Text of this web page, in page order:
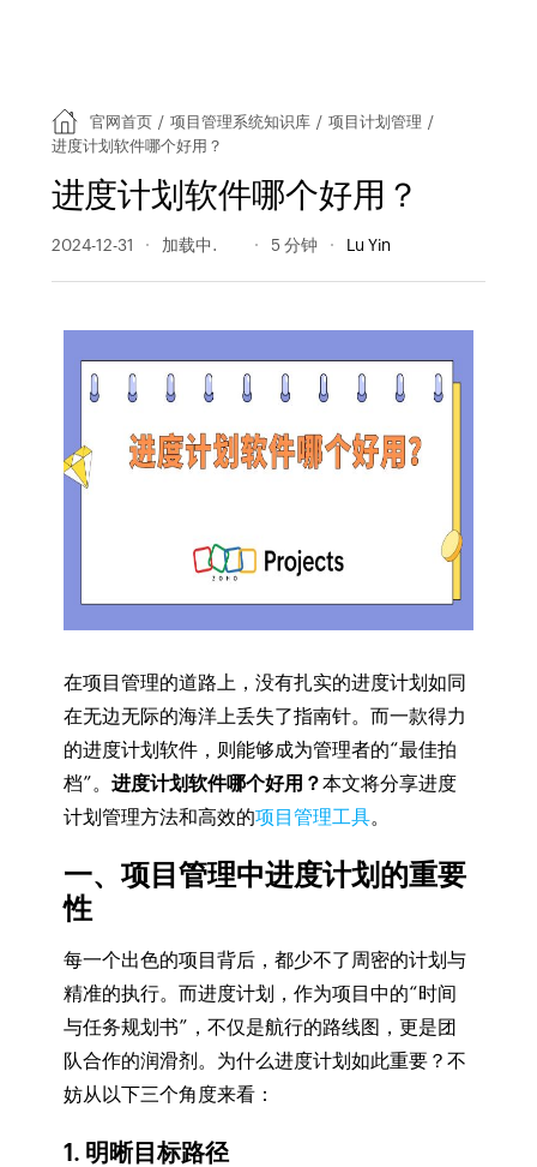
官网首页 / 项目管理系统知识库 / 项目计划管理 /
进度计划软件哪个好用？
进度计划软件哪个好用？
2024-12-31 212 阅读量 5 分钟 Lu Yin
在项目管理的道路上，没有扎实的进度计划如同
在无边无际的海洋上丢失了指南针。而一款得力
的进度计划软件，则能够成为管理者的“最佳拍
档”。 进度计划软件哪个好用？本文将分享进度
计划管理方法和高效的项目管理工具。
一、项目管理中进度计划的重要
性
每一个出色的项目背后，都少不了周密的计划与
精准的执行。而进度计划，作为项目中的“时间
与任务规划书”，不仅是航行的路线图，更是团
队合作的润滑剂。为什么进度计划如此重要？不
妨从以下三个角度来看：
1. 明晰目标路径